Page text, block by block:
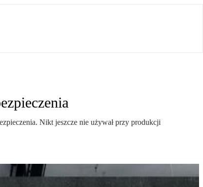
Nikt jeszcze nie używał przy produkcji